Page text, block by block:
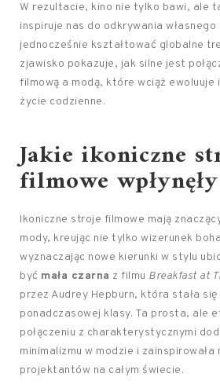
W rezultacie, kino nie tylko bawi, ale
inspiruje nas do odkrywania
jednocześnie kształtować globalne
zjawisko pokazuje, jak silne jest
filmową a modą, które wciąż ewoluuje
życie codzienne.
Jakie ikoniczne
filmowe
Ikoniczne stroje filmowe mają
mody, kreując nie tylko wizerunek
wyznaczając nowe kierunki w stylu
być mała czarna z filmu Breakfast at
przez Audrey Hepburn, która stała
ponadczasowej klasy. Ta prosta, ale
połączeniu z charakterystycznymi
minimalizmu w modzie i
projektantów na całym świecie.